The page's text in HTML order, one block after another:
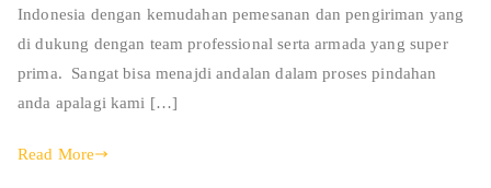
Indonesia dengan kemudahan pemesanan dan pengiriman yang
di dukung dengan team professional serta armada yang super
prima. Sangat bisa menajdi andalan dalam proses pindahan
anda apalagi kami […]
Read More